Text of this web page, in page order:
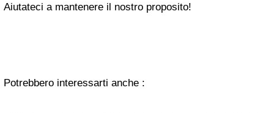
Aiutateci a mantenere il nostro proposito!
Potrebbero interessarti anche :